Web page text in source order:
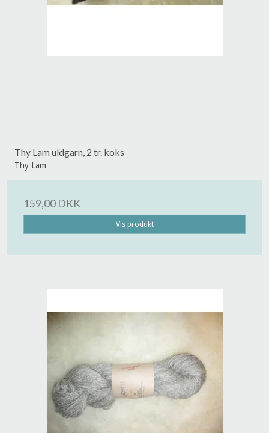
Thy Lam uldgarn, 2 tr. koks
Thy Lam
159,00 DKK
Vis produkt